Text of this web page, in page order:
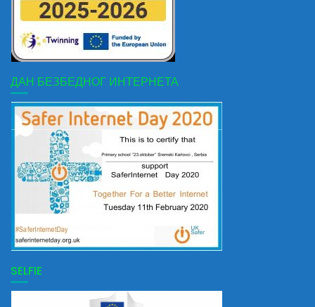
ДАН БЕЗБЕДНОГ ИНТЕРНЕТА
SELFIE